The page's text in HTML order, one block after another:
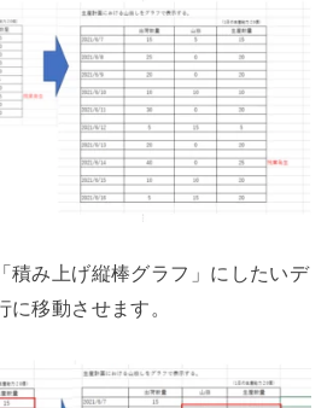
積み上げ縦棒グラフ」にしたいデ
移動させます。